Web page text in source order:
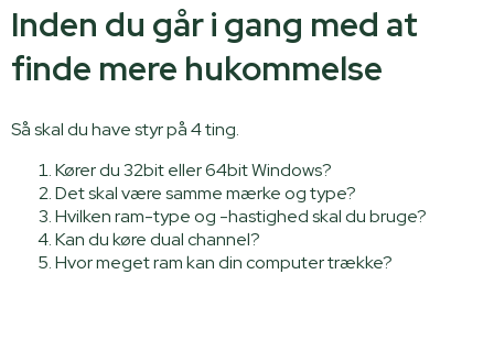
Inden du går i gang med at
finde mere hukommelse
Så skal du have styr på 4 ting.
Kører du 32bit eller 64bit Windows?
Det skal være samme mærke og type?
Hvilken ram-type og -hastighed skal du bruge?
Kan du køre dual channel?
Hvor meget ram kan din computer trække?